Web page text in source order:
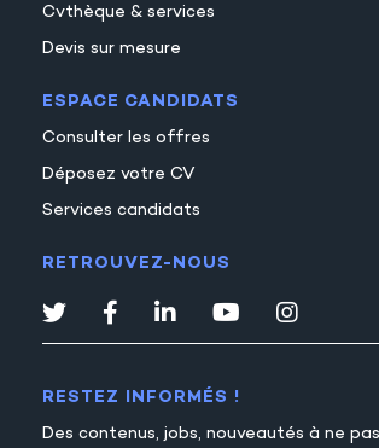
Cvthèque & services
Devis sur mesure
ESPACE CANDIDATS
Consulter les offres
Déposez votre CV
Services candidats
RETROUVEZ-NOUS
RESTEZ INFORMÉS !
Des contenus, jobs, nouveautés à ne